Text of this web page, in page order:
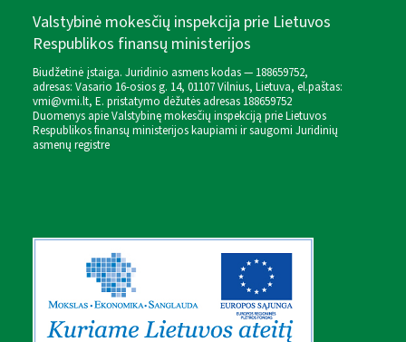
Valstybinė mokesčių inspekcija prie Lietuvos
Respublikos finansų ministerijos
Biudžetinė įstaiga. Juridinio asmens kodas — 188659752,
adresas: Vasario 16-osios g. 14, 01107 Vilnius, Lietuva, el.paštas:
vmi@vmi.lt, E. pristatymo dėžutės adresas 188659752
Duomenys apie Valstybinę mokesčių inspekciją prie Lietuvos
Respublikos finansų ministerijos kaupiami ir saugomi Juridinių
asmenų registre